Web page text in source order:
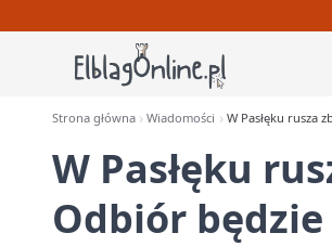
Strona główna Wiadomości W Pasłęku rusza
W Pasłęku
Odbiór